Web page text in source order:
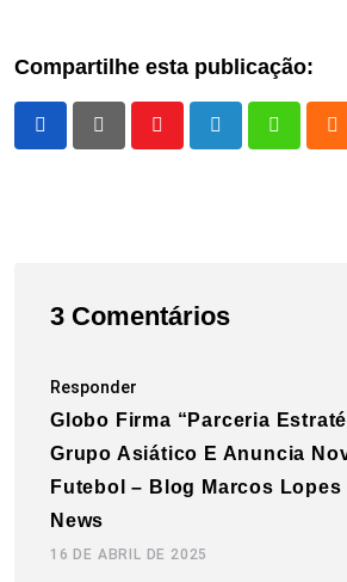
Compartilhe esta publicação:
3 Comentários
Responder
Globo Firma “parceria
Grupo Asiático E Anuncia
Futebol – Blog Marcos Lopes
News
16 DE ABRIL DE 2025